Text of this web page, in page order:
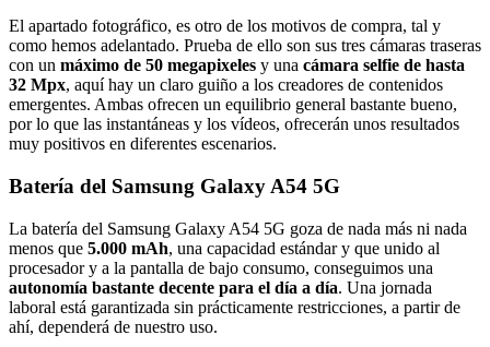
El apartado fotográfico, es otro de los motivos de compra, tal y
como hemos adelantado. Prueba de ello son sus tres cámaras traseras
con un máximo de 50 megapixeles y una cámara selfie de hasta
32 Mpx, aquí hay un claro guiño a los creadores de contenidos
emergentes. Ambas ofrecen un equilibrio general bastante bueno,
por lo que las instantáneas y los vídeos, ofrecerán unos resultados
muy positivos en diferentes escenarios.
Batería del Samsung Galaxy A54 5G
La batería del Samsung Galaxy A54 5G goza de nada más ni nada
menos que 5.000 mAh, una capacidad estándar y que unido al
procesador y a la pantalla de bajo consumo, conseguimos una
autonomía bastante decente para el día a día. Una jornada
laboral está garantizada sin prácticamente restricciones, a partir de
ahí, dependerá de nuestro uso.